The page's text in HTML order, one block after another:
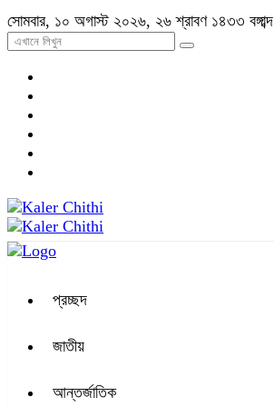
সোমবার, ১০ অগাস্ট ২০২৬, ২৬ শ্রাবণ ১৪৩৩ বঙ্গাব্দ
প্রচ্ছদ
জাতীয়
আন্তর্জাতিক